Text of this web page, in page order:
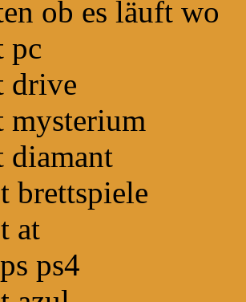
ob es läuft wo
pc
drive
mysterium
diamant
brettspiele
at
ps4